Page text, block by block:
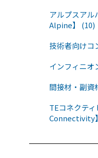
アルプスアル
Alpine】 (10)
技術者向けコ
インフィニ
間接材・副資
TEコネクテ
Connectivity